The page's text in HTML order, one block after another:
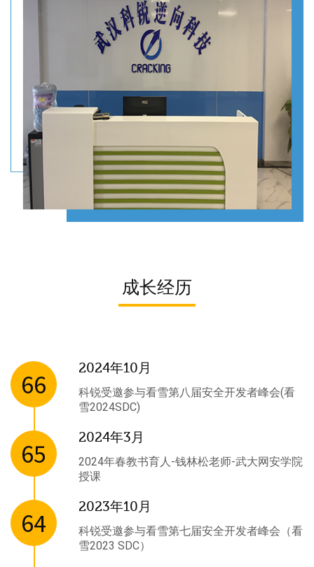
成长经历
66
2024年10月
科锐受邀参与看雪第八届安全开发者峰会(看
雪2024SDC)
65
2024年3月
2024年春教书育人-钱林松老师-武大网安学院
授课
64
2023年10月
科锐受邀参与看雪第七届安全开发者峰会（看
雪2023 SDC）